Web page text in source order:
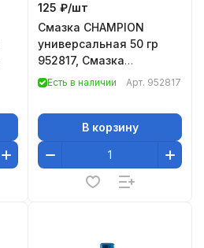
125 ₽/шт
Смазка CHAMPION
универсальная 50 гр
952817, Смазка
универсальная (минер)
Есть в наличии Арт. 952817
В корзину